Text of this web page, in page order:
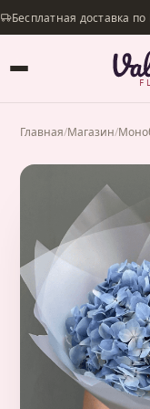
Главная/Магазин/